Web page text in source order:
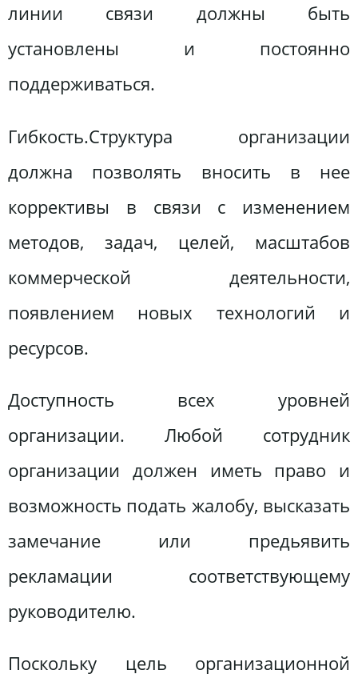
линии связи должны быть
установлены и постоянно
поддерживаться.
Гибкость.Структура организации
должна позволять вносить в нее
коррективы в связи с изменением
методов, задач, целей, масштабов
коммерческой деятельности,
появлением новых технологий и
ресурсов.
Доступность всех уровней
организации. Любой сотрудник
организации должен иметь право и
возможность подать жалобу, высказать
замечание или предьявить
рекламации соответствующему
руководителю.
Поскольку цель организационной